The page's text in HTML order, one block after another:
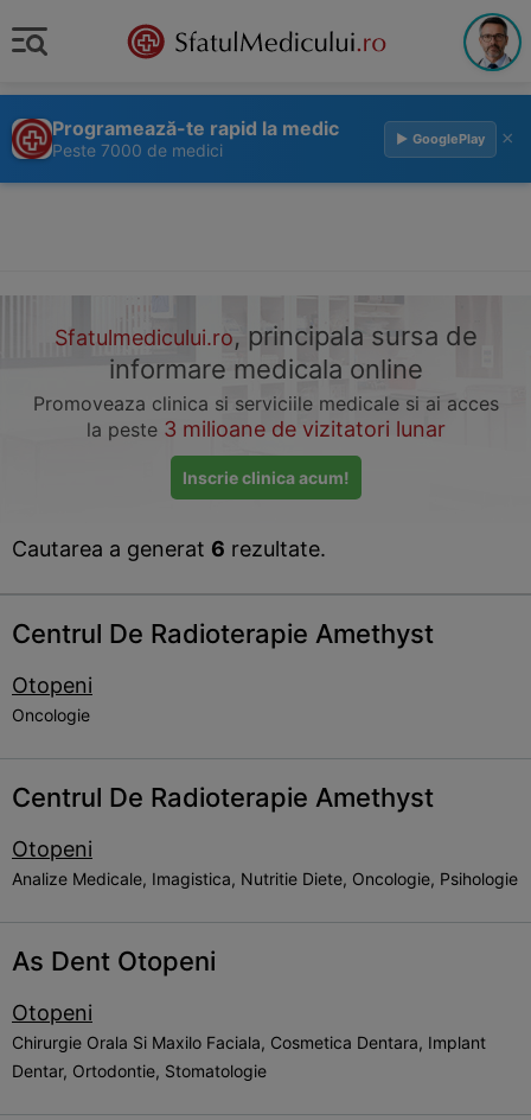
Programează-te rapid la medic
Peste 7000 de medici
▶ GooglePlay ×
Sfatulmedicului.ro, principala sursa de
informare medicala online
Promoveaza clinica si serviciile medicale si ai acces
la peste 3 milioane de vizitatori lunar
Inscrie clinica acum!
Cautarea a generat 6 rezultate.
Centrul De Radioterapie Amethyst
Otopeni
Oncologie
Centrul De Radioterapie Amethyst
Otopeni
Analize Medicale, Imagistica, Nutritie Diete, Oncologie, Psihologie
As Dent Otopeni
Otopeni
Chirurgie Orala Si Maxilo Faciala, Cosmetica Dentara, Implant
Dentar, Ortodontie, Stomatologie